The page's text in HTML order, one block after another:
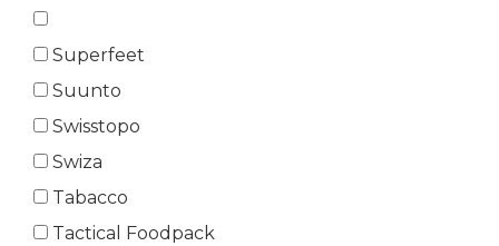
Superfeet
Suunto
Swisstopo
Swiza
Tabacco
Tactical Foodpack